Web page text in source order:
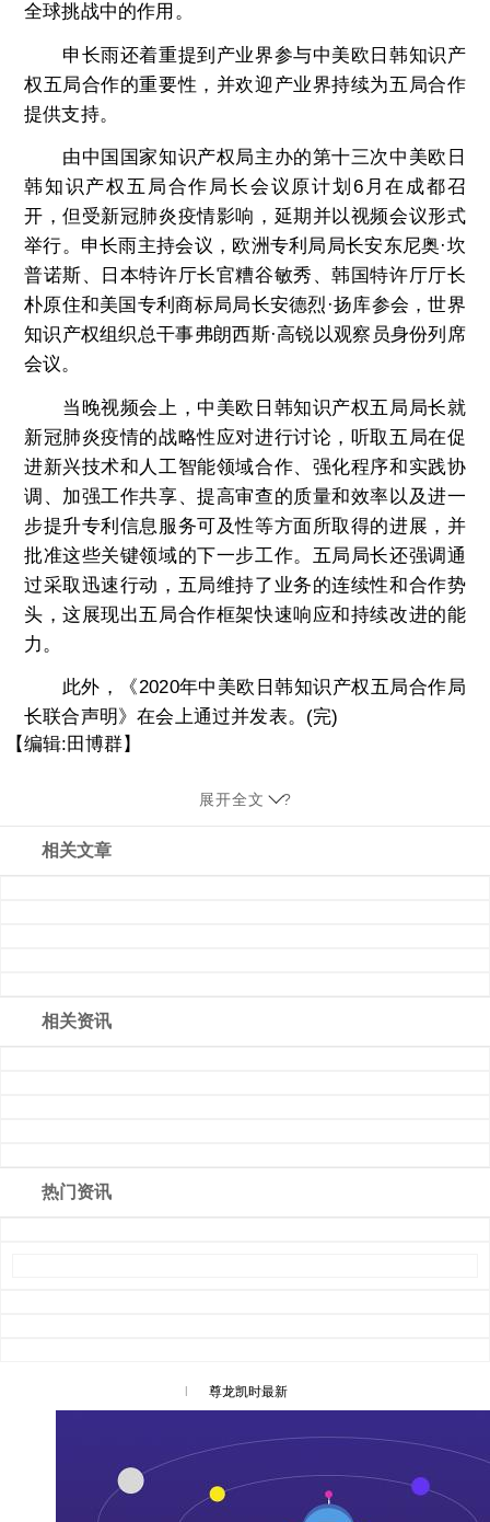
全球挑战中的作用。
申长雨还着重提到产业界参与中美欧日韩知识产
权五局合作的重要性，并欢迎产业界持续为五局合作
提供支持。
由中国国家知识产权局主办的第十三次中美欧日
韩知识产权五局合作局长会议原计划6月在成都召
开，但受新冠肺炎疫情影响，延期并以视频会议形式
举行。申长雨主持会议，欧洲专利局局长安东尼奥·坎
普诺斯、日本特许厅长官糟谷敏秀、韩国特许厅厅长
朴原住和美国专利商标局局长安德烈·扬库参会，世界
知识产权组织总干事弗朗西斯·高锐以观察员身份列席
会议。
当晚视频会上，中美欧日韩知识产权五局局长就
新冠肺炎疫情的战略性应对进行讨论，听取五局在促
进新兴技术和人工智能领域合作、强化程序和实践协
调、加强工作共享、提高审查的质量和效率以及进一
步提升专利信息服务可及性等方面所取得的进展，并
批准这些关键领域的下一步工作。五局局长还强调通
过采取迅速行动，五局维持了业务的连续性和合作势
头，这展现出五局合作框架快速响应和持续改进的能
力。
此外，《2020年中美欧日韩知识产权五局合作局
长联合声明》在会上通过并发表。(完)
【编辑:田博群】
展开全文 ?
相关文章
相关资讯
热门资讯
尊龙凯时最新